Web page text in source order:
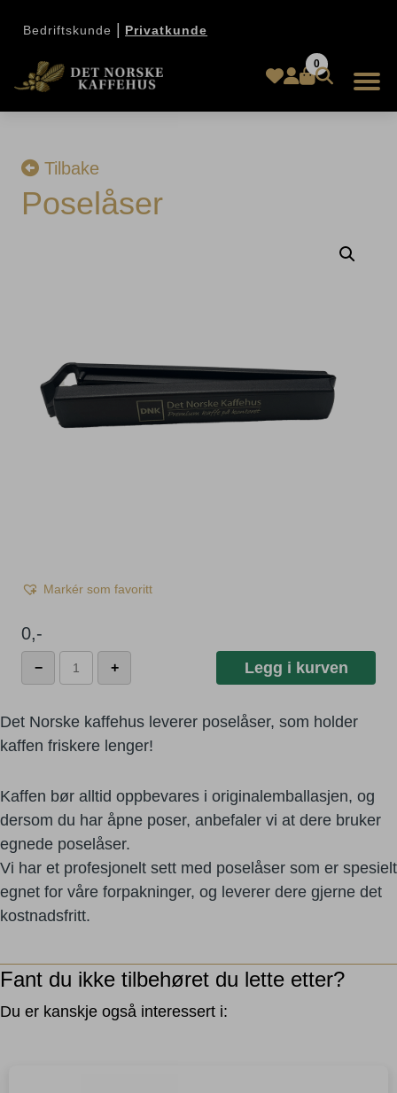
Bedriftskunde Privatkunde
0
Tilbake
Poselåser
Markér som favoritt
0,-
− + Legg i kurven
Det Norske kaffehus leverer poselåser, som holder
kaffen friskere lenger!
Kaffen bør alltid oppbevares i originalemballasjen, og
dersom du har åpne poser, anbefaler vi at dere bruker
egnede poselåser.
Vi har et profesjonelt sett med poselåser som er spesielt
egnet for våre forpakninger, og leverer dere gjerne det
kostnadsfritt.
Fant du ikke tilbehøret du lette etter?
Du er kanskje også interessert i: